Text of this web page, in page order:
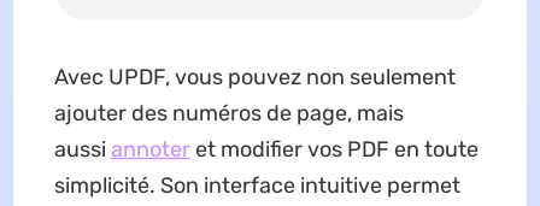
Avec UPDF, vous pouvez non seulement
ajouter des numéros de page, mais
aussiannoteret modifier vos PDF en toute
simplicité. Son interface intuitive permet